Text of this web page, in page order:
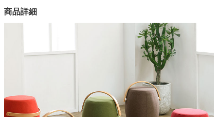
タワー
6色
原産国
中国
商品詳細